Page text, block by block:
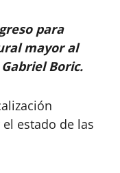
para
mayor al
Boric.
estado de las